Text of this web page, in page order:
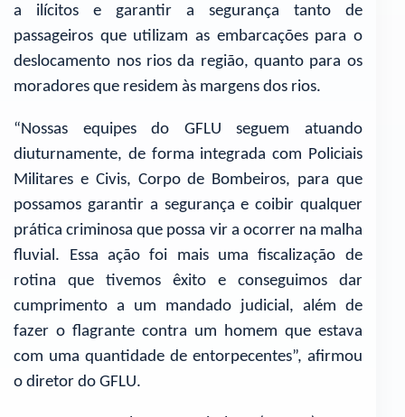
a ilícitos e garantir a segurança tanto de
passageiros que utilizam as embarcações para o
deslocamento nos rios da região, quanto para os
moradores que residem às margens dos rios.
“Nossas equipes do GFLU seguem atuando
diuturnamente, de forma integrada com Policiais
Militares e Civis, Corpo de Bombeiros, para que
possamos garantir a segurança e coibir qualquer
prática criminosa que possa vir a ocorrer na malha
fluvial. Essa ação foi mais uma fiscalização de
rotina que tivemos êxito e conseguimos dar
cumprimento a um mandado judicial, além de
fazer o flagrante contra um homem que estava
com uma quantidade de entorpecentes”, afirmou
o diretor do GFLU.